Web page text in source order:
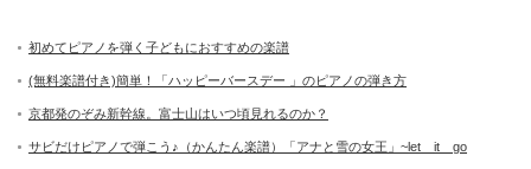
初めてピアノを弾く子どもにおすすめの楽譜
(無料楽譜付き)簡単！「ハッピーバースデー 」のピアノの弾き方
京都発のぞみ新幹線。富士山はいつ頃見れるのか？
サビだけピアノで弾こう♪（かんたん楽譜）「アナと雪の女王」~let it go